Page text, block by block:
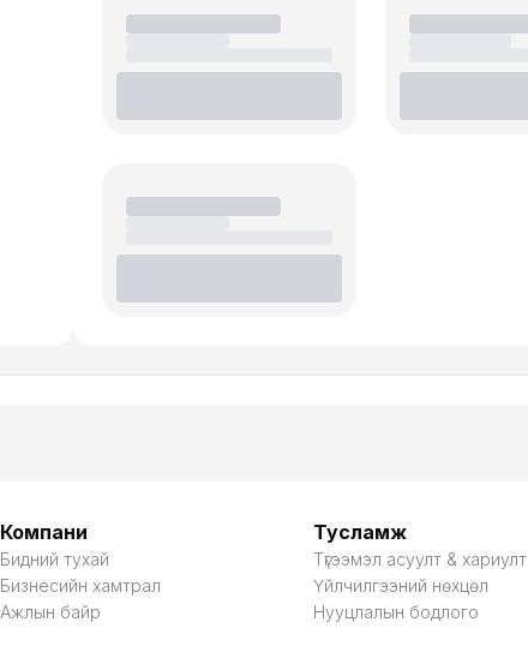
Компани
Бидний тухай
Бизнесийн хамтрал
Ажлын байр
Тусламж
Түгээмэл асуулт & хариулт
Үйлчилгээний нөхцөл
Нууцлалын бодлого